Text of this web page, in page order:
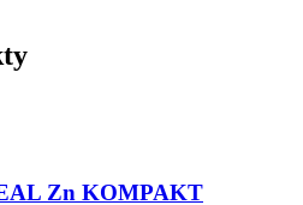
Zn KOMPAKT